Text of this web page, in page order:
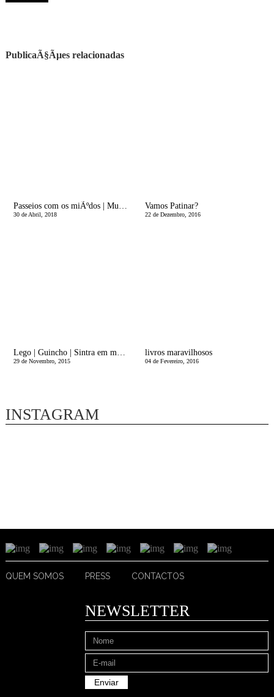
PublicaÃ§Ãµes relacionadas
Passeios com os miÃºdos | Museu do Caramulo
30 de Abril, 2018
Vamos Patinar?
22 de Dezembro, 2016
Lego | Guincho | Sintra em modo filho Ãºnico
29 de Novembro, 2015
livros maravilhosos
04 de Fevereiro, 2016
INSTAGRAM
QUEM SOMOS PRESS CONTACTOS
NEWSLETTER